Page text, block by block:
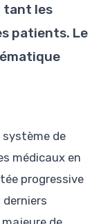
tant les
patients. Le
système de
médicaux en
progressive
derniers